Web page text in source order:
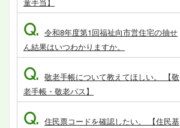
Q. 令和8年度第1回福祉向市営住宅の抽せ
ん結果はいつわかりますか。
Q. 敬老手帳について教えてほしい。 【敬
老手帳・敬老パス】
Q. 住民票コードを確認したい。 【住民基